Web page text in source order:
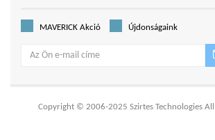
MAVERICK Akció Újdonságaink
Copyright © 2006-2025 Szirtes Technologies